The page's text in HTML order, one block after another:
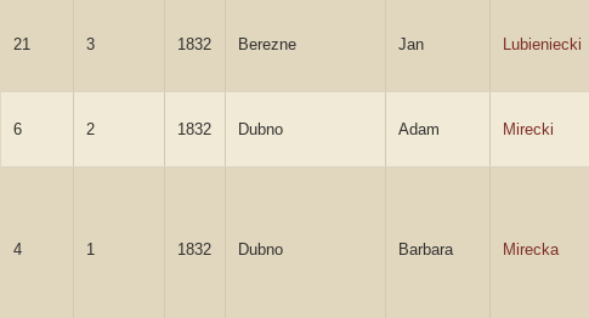
21 3 1832 Berezne Jan Lubieniecki
6 2 1832 Dubno Adam Mirecki
4 1 1832 Dubno Barbara Mirecka